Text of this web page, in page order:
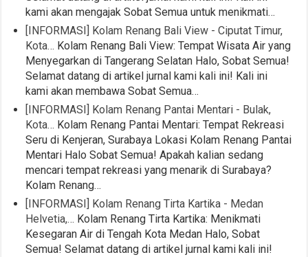
kami akan mengajak Sobat Semua untuk menikmati…
[INFORMASI] Kolam Renang Bali View - Ciputat Timur,
Kota… Kolam Renang Bali View: Tempat Wisata Air yang
Menyegarkan di Tangerang Selatan Halo, Sobat Semua!
Selamat datang di artikel jurnal kami kali ini! Kali ini
kami akan membawa Sobat Semua…
[INFORMASI] Kolam Renang Pantai Mentari - Bulak,
Kota… Kolam Renang Pantai Mentari: Tempat Rekreasi
Seru di Kenjeran, Surabaya Lokasi Kolam Renang Pantai
Mentari Halo Sobat Semua! Apakah kalian sedang
mencari tempat rekreasi yang menarik di Surabaya?
Kolam Renang…
[INFORMASI] Kolam Renang Tirta Kartika - Medan
Helvetia,… Kolam Renang Tirta Kartika: Menikmati
Kesegaran Air di Tengah Kota Medan Halo, Sobat
Semua! Selamat datang di artikel jurnal kami kali ini!